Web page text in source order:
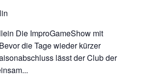
Die ImproGameShow mit
die Tage wieder kürzer
lässt der Club der